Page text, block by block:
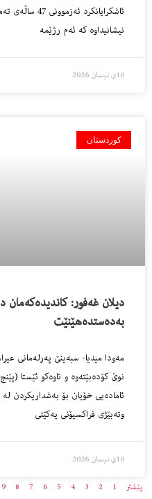
ئاشکرایانکرد
نیشانیداوە کە ئەم رژێمە
10ی نیسان 2026
کوردستان
دیلان غەفور:
بەدەستدەهێنێت
مەودا میدیا- سبەینێ پەرلەمانی
نوێ کۆدەبێتەوە و تاوەکو ئێستا
ئامادەیی خۆیان بۆ بەشداریكردن
وتەبێژی فراکسیۆنی یەکێتی
10ی نیسان 2026
پێشتر 1
2
3
4
5
6
7
8
9